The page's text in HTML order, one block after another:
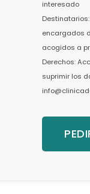
interesado
encargados
acogidos a
Derechos:
suprimir los